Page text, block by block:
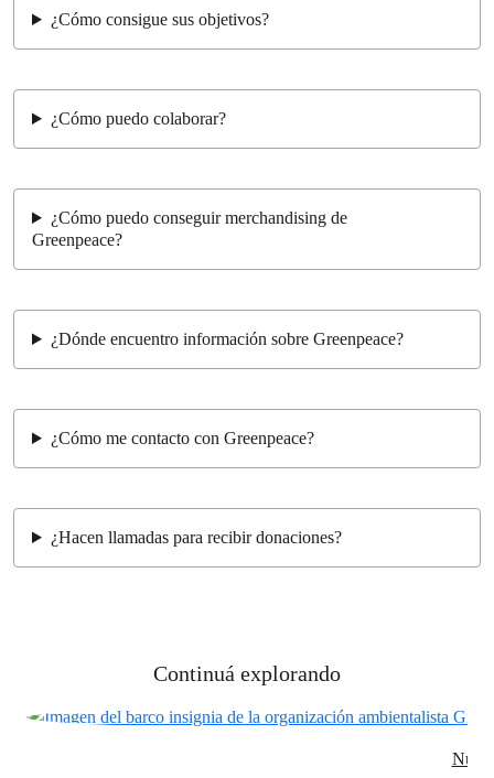
¿Cómo consigue sus objetivos?
¿Cómo puedo colaborar?
¿Cómo puedo conseguir merchandising de
Greenpeace?
¿Dónde encuentro información sobre Greenpeace?
¿Cómo me contacto con Greenpeace?
¿Hacen llamadas para recibir donaciones?
Continuá explorando